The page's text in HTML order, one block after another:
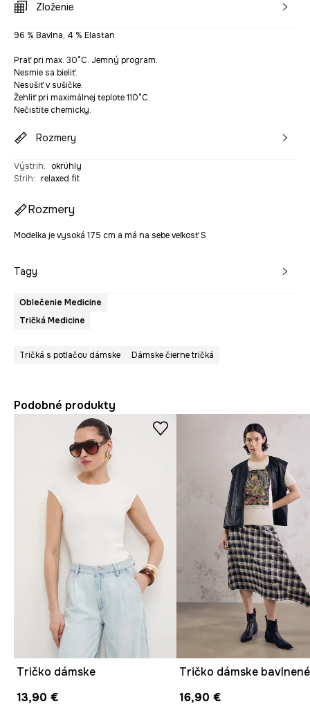
Zloženie
96 % Bavlna, 4 % Elastan
Prať pri max. 30°C. Jemný program.
Nesmie sa bieliť.
Nesušiť v sušičke.
Žehliť pri maximálnej teplote 110°C.
Nečistite chemicky.
Rozmery
Výstrih:
okrúhly
Strih: relaxed fit
Rozmery
Modelka je vysoká 175 cm a má na sebe veľkosť S
Tagy
Oblečenie Medicine
Tričká Medicine
Tričká s potlačou dámske Dámske čierne tričká
Podobné produkty
Tričko dámske
13,90 €
16,90 €